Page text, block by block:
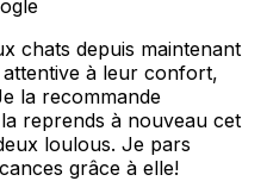
chats depuis maintenant
à leur confort,
la recommande
reprends à nouveau cet
loulous. Je pars
grâce à elle!